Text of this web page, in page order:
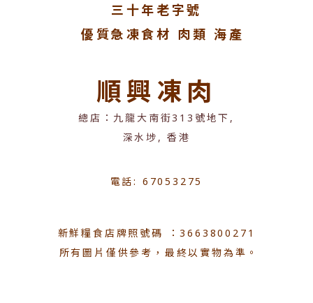
三十年老字號
優質急凍食材 肉類 海產
順興凍肉
總店：九龍大南街313號地下,
深水埗, 香港
電話: 67053275
新鮮糧食店牌照號碼 ：3663800271
所有圖片僅供參考，最終以實物為準。